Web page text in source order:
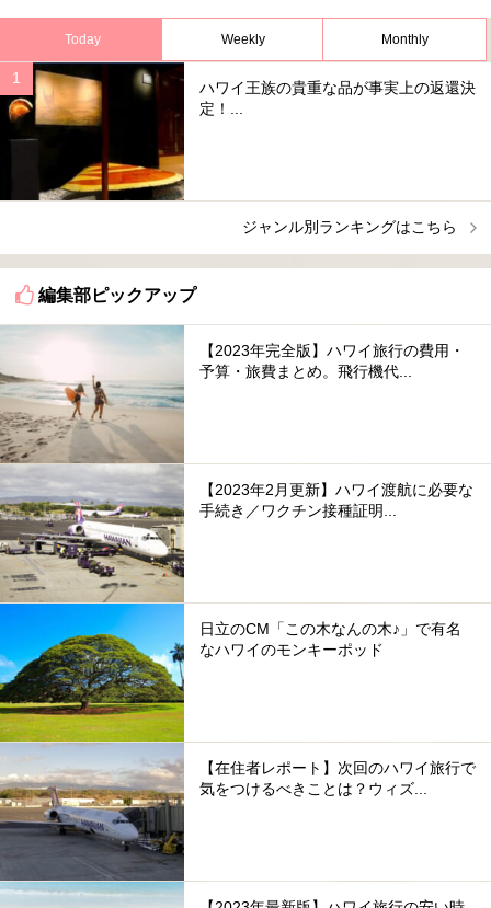
Today Weekly Monthly
ハワイ王族の貴重な品が事実上の返還決
定！...
ジャンル別ランキングはこちら
編集部ピックアップ
【2023年完全版】ハワイ旅行の費用・
予算・旅費まとめ。飛行機代...
【2023年2月更新】ハワイ渡航に必要な
手続き／ワクチン接種証明...
日立のCM「この木なんの木♪」で有名
なハワイのモンキーポッド
【在住者レポート】次回のハワイ旅行で
気をつけるべきことは？ウィズ...